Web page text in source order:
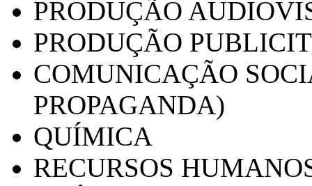
PRODUÇÃO
PRODUÇÃO
COMUNICAÇÃO
PROPAGANDA)
QUÍMICA
RECURSOS